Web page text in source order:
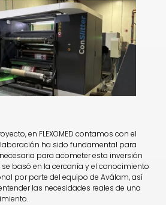
en FLEXOMED contamos con el
ha sido fundamental para
para acometer esta inversión
basó en la cercanía y el conocimiento
por parte del equipo de Aválam, así
las necesidades reales de una